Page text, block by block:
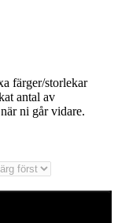
färger/storlekar
antal av
ni går vidare.